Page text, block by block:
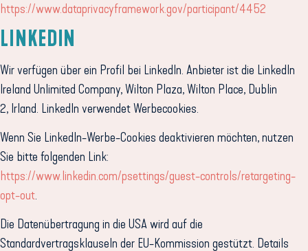
https://www.dataprivacyframework.gov/participant/4452
LINKEDIN
Wir verfügen über ein Profil bei LinkedIn. Anbieter ist die LinkedIn
Ireland Unlimited Company, Wilton Plaza, Wilton Place, Dublin
2, Irland. LinkedIn verwendet Werbecookies.
Wenn Sie LinkedIn-Werbe-Cookies deaktivieren möchten, nutzen
Sie bitte folgenden Link:
https://www.linkedin.com/psettings/guest-controls/retargeting-
opt-out.
Die Datenübertragung in die USA wird auf die
Standardvertragsklauseln der EU-Kommission gestützt. Details